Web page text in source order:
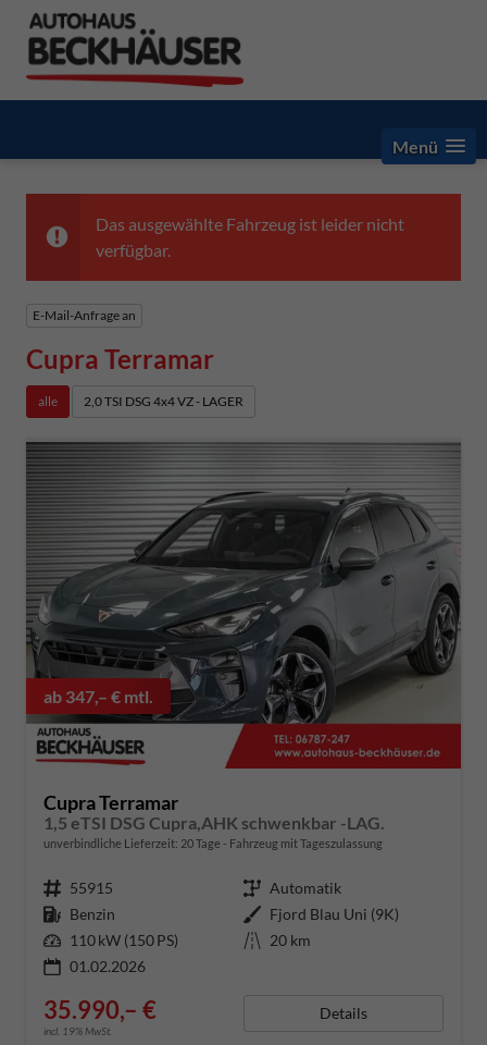
Menü
Das ausgewählte Fahrzeug ist leider nicht
verfügbar.
E-Mail-Anfrage an
Cupra Terramar
alle 2,0 TSI DSG 4x4 VZ - LAGER
ab 347,– € mtl.
Cupra Terramar
1,5 eTSI DSG Cupra,AHK schwenkbar -LAG.
unverbindliche Lieferzeit: 20 Tage Fahrzeug mit Tageszulassung
Fahrzeugnummer 55915 Getriebe Automatik
Kraftstoff Benzin Außenfarbe Fjord Blau Uni (9K)
Leistung 110 kW (150 PS) Kilometerstand 20 km
01.02.2026
35.990,– €
incl. 19% MwSt.
Details